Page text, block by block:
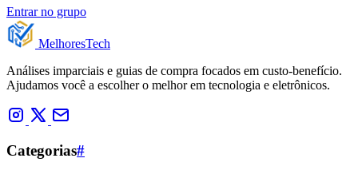
Entrar no grupo
MelhoresTech
Análises imparciais e guias de compra focados em custo-benefício.
Ajudamos você a escolher o melhor em tecnologia e eletrônicos.
Categorias#